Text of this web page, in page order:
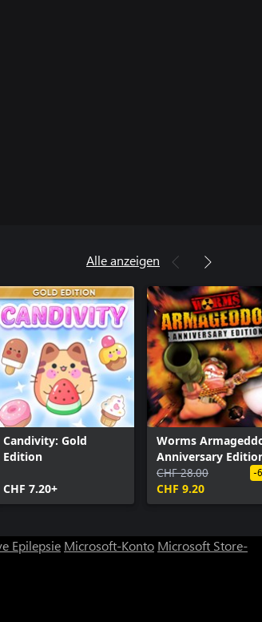
Alle anzeigen
Candivity: Gold
Edition
CHF 7.20+
Worms
Anniversary
CHF 28.00
CHF 9.20
-
Epilepsie Microsoft-Konto Microsoft Store-